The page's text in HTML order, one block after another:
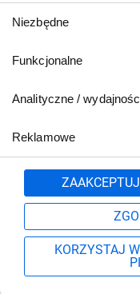
zgody
Niezbędne
Funkcjonalne
Analityczne /
Reklamowe
KORZYSTAJ
801